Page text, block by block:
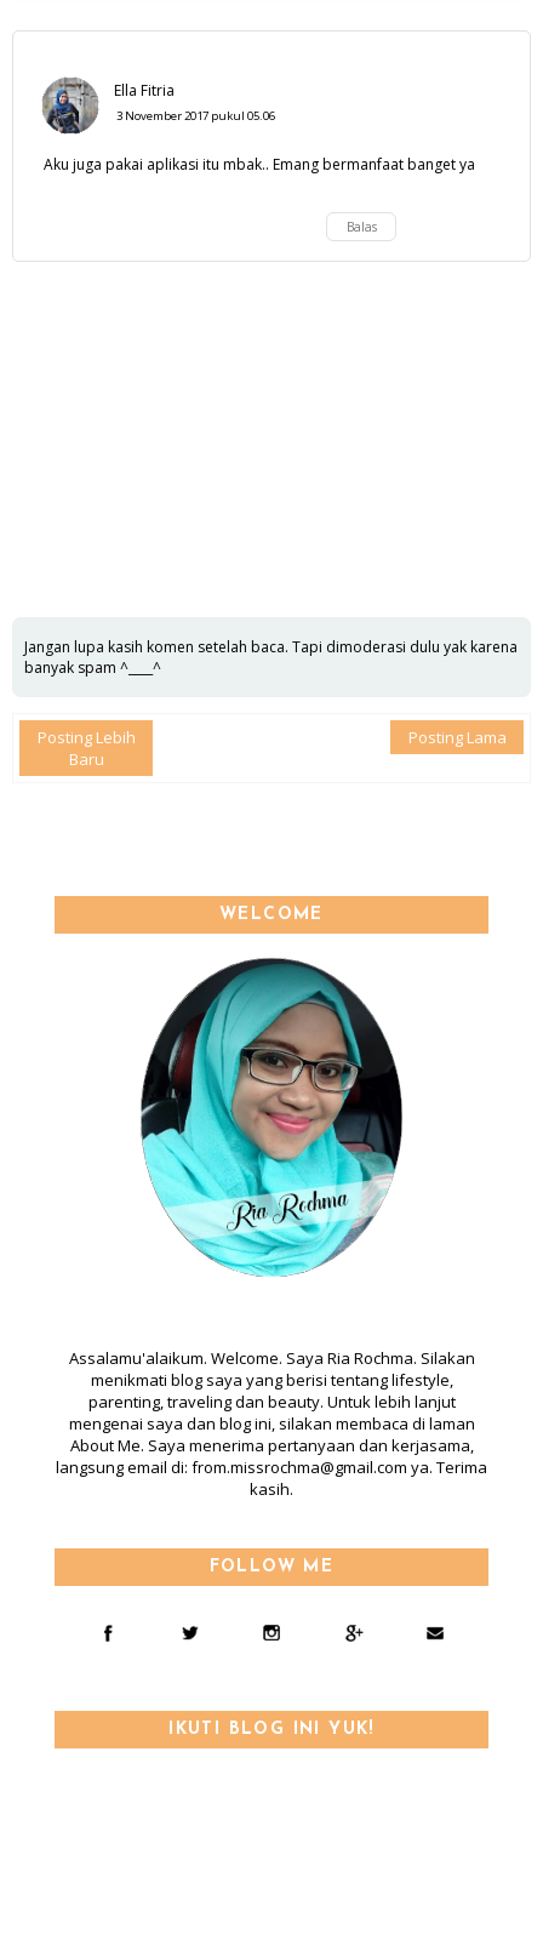
Ella Fitria
3 November 2017 pukul 05.06
Aku juga pakai aplikasi itu mbak.. Emang bermanfaat banget ya
Balas
Jangan lupa kasih komen setelah baca. Tapi dimoderasi dulu yak karena
banyak spam ^____^
Posting Lebih
Baru
Posting Lama
WELCOME
Assalamu'alaikum. Welcome. Saya Ria Rochma. Silakan
menikmati blog saya yang berisi tentang lifestyle,
parenting, traveling dan beauty. Untuk lebih lanjut
mengenai saya dan blog ini, silakan membaca di laman
About Me. Saya menerima pertanyaan dan kerjasama,
langsung email di: from.missrochma@gmail.com ya. Terima
kasih.
FOLLOW ME
IKUTI BLOG INI YUK!